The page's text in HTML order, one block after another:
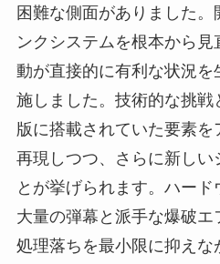
困難な側面がありました。
ンクシステムを根本から
動が直接的に有利な状況を
施しました。技術的な挑戦
版に搭載されていた要素
再現しつつ、さらに新しい
とが挙げられます。ハード
大量の弾幕と派手な爆破エ
処理落ちを最小限に抑えな